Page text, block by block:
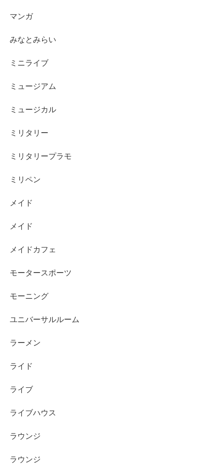
マンガ
みなとみらい
ミニライブ
ミュージアム
ミュージカル
ミリタリー
ミリタリープラモ
ミリペン
メイド
メイド
メイドカフェ
モータースポーツ
モーニング
ユニバーサルルーム
ラーメン
ライド
ライブ
ライブハウス
ラウンジ
ラウンジ